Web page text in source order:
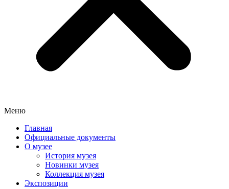
Меню
Главная
Официальные документы
О музее
История музея
Новинки музея
Коллекция музея
Экспозиции